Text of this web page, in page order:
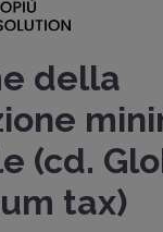
della
(cd.
tax)